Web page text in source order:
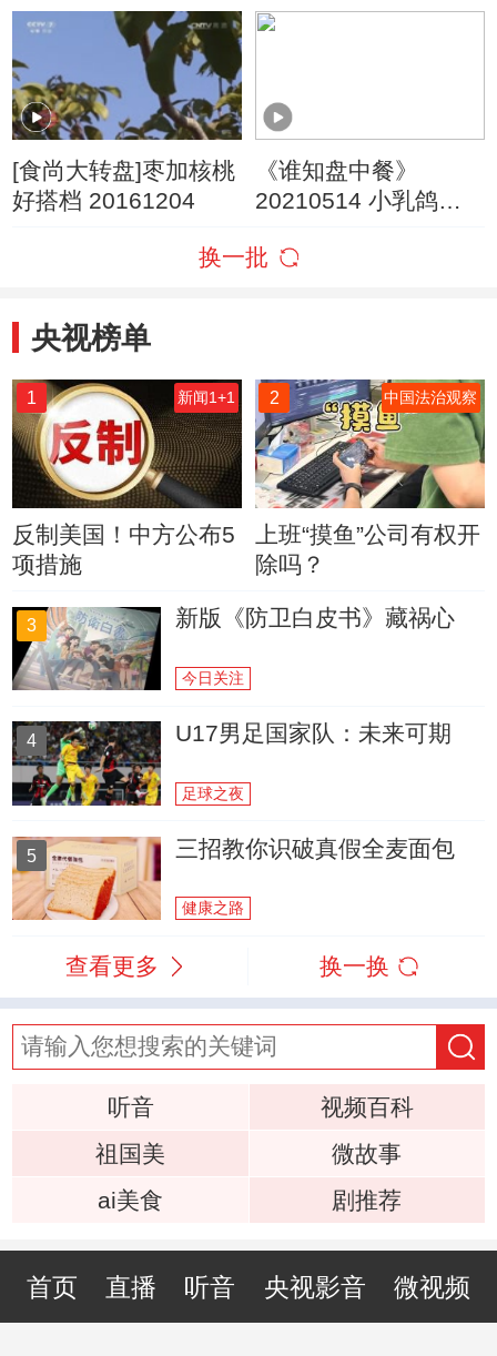
的
千万
[食尚大转盘]枣加核桃
好搭档 20161204
《谁知盘中餐》
20210514 小乳鸽凭
换一批
央视榜单
1 新闻1+1
反制美国！中方公布5
项措施
2 中国法治观察
上班“摸鱼”公司有权开
除吗？
3 新版《防卫白皮书》藏祸心
今日关注
4 U17男足国家队：未来可期
足球之夜
5 三招教你识破真假全麦面包
健康之路
查看更多 换一换
听音
视频百科
祖国美
微故事
ai美食
剧推荐
首页 直播 听音 央视影音 微视频